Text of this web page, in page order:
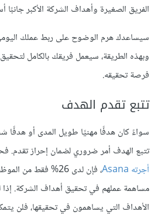
الفريق الصغيرة وأهداف الشركة الأكبر
سيساعدك هرم الوضوح على ربط عملك
وبهذه الطريقة، سيعمل فريقك بالكامل
فرصة تحقيقه.
تتبع تقدم الهدف
سواءً كان هدفًا مهنيًا طويل المدى أو هدفًا
تتبع الهدف أمر ضروري لضمان إحراز تقدم.
أجرته Asana
، فإن لدى 26% فقط
مساهمة عملهم في تحقيق أهداف الشركة.
الأهداف التي يساهمون في تحقيقها، فلن